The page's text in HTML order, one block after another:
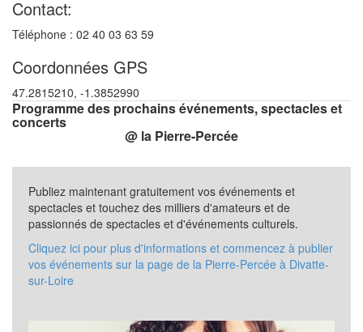
Contact:
Téléphone : 02 40 03 63 59
Coordonnées GPS
47.2815210, -1.3852990
Programme des prochains événements, spectacles et
concerts
@ la Pierre-Percée
Publiez maintenant gratuitement vos événements et
spectacles et touchez des milliers d'amateurs et de
passionnés de spectacles et d'événements culturels.
Cliquez ici pour plus d'informations et commencez à publier
vos événements sur la page de la Pierre-Percée à Divatte-
sur-Loire